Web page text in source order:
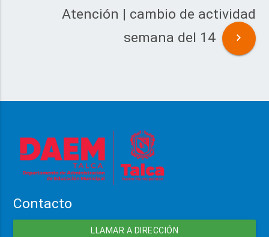
Atención | cambio de actividad
semana del 14
Contacto
LLAMAR A DIRECCIÓN